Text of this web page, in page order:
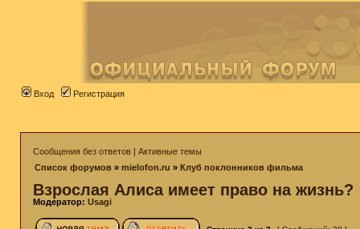
Вход Регистрация
Сообщения без ответов | Активные темы
Список форумов » mielofon.ru » Клуб поклонников фильма
Взрослая Алиса имеет право на жизнь?
Модератор: Usagi